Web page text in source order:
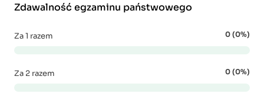
Zdawalność egzaminu państwowego
Za 1 razem 0 (0%)
Za 2 razem 0 (0%)